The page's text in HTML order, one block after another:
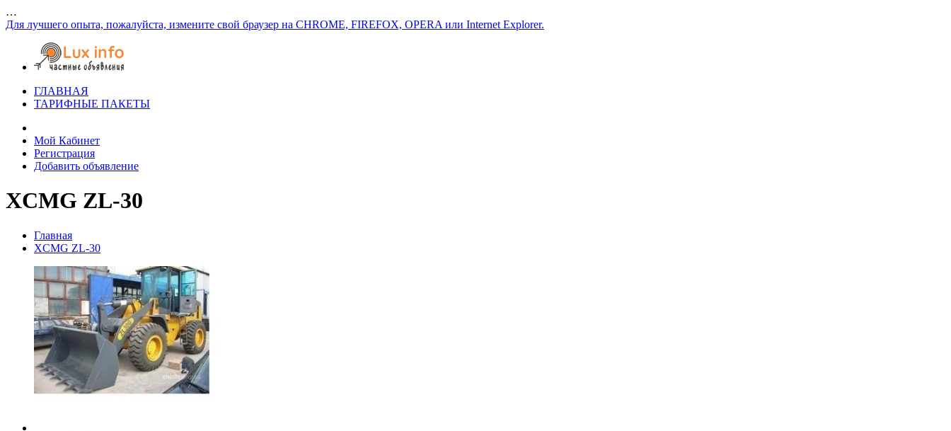
…
Для лучшего опыта, пожалуйста, измените свой браузер на CHROME, FIREFOX, OPERA или Internet Explorer.
ГЛАВНАЯ
ТАРИФНЫЕ ПАКЕТЫ
Мой Кабинет
Регистрация
Добавить объявление
XCMG ZL-30
Главная
XCMG ZL-30